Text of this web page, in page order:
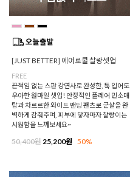
[JUST BETTER] 에어로쿨 찰랑셋업
FREE
끈적임 없는 스판 강연사로 완성한, 툭 입어도
우아한 원마일 셋업! 안정적인 플레어 민소매
탑과 차르르한 와이드 밴딩 팬츠로 군살을 완
벽하게 감춰주며, 피부에 닿자마자 찰랑이는
시원함을 느껴보세요~
50,400원 25,200원 50%